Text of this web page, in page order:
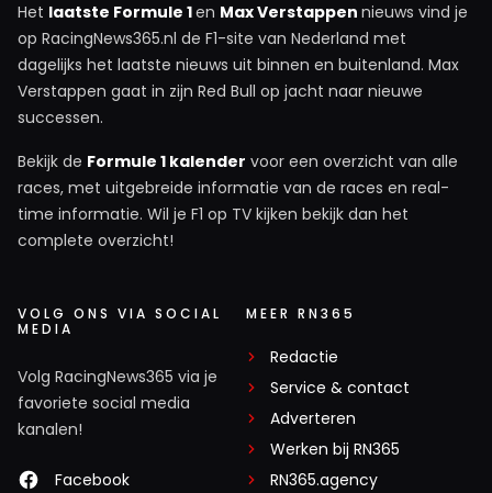
Het laatste Formule 1en Max Verstappen nieuws vind je
op RacingNews365.nl de F1-site van Nederland met
dagelijks het laatste nieuws uit binnen en buitenland. Max
Verstappen gaat in zijn Red Bull op jacht naar nieuwe
successen.
Bekijk de Formule 1 kalender voor een overzicht van alle
races, met uitgebreide informatie van de races en real-
time informatie. Wil je F1 op TV kijken bekijk dan het
complete overzicht!
VOLG ONS VIA SOCIAL
MEDIA
Volg RacingNews365 via je
favoriete social media
kanalen!
Facebook
MEER RN365
Redactie
Service & contact
Adverteren
Werken bij RN365
RN365.agency